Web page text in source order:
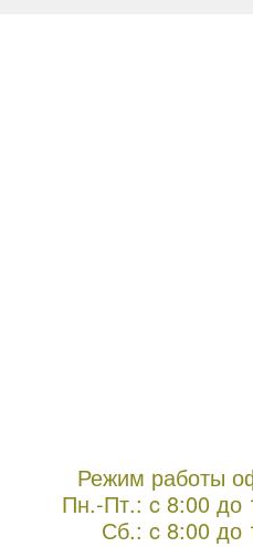
Режим работы
Пн.-Пт.: c 8:00 до
Сб.: c 8:00 до